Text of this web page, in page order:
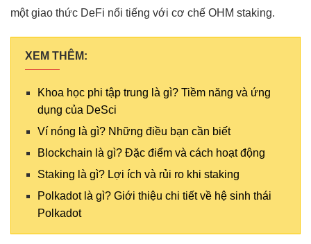
một giao thức DeFi nổi tiếng với cơ chế OHM staking.
XEM THÊM:
Khoa học phi tập trung là gì? Tiềm năng và ứng
dụng của DeSci
Ví nóng là gì? Những điều bạn cần biết
Blockchain là gì? Đặc điểm và cách hoạt động
Staking là gì? Lợi ích và rủi ro khi staking
Polkadot là gì? Giới thiệu chi tiết về hệ sinh thái
Polkadot